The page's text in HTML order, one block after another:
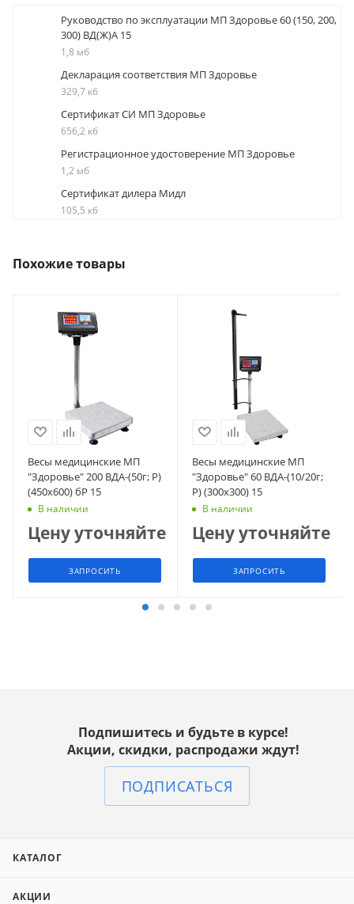
Руководство по эксплуатации МП Здоровье 60 (150, 200,
300) ВД(Ж)А 15
1,8 мб
Декларация соответствия МП Здоровье
329,7 кб
Сертификат СИ МП Здоровье
656,2 кб
Регистрационное удостоверение МП Здоровье
1,2 мб
Сертификат дилера Мидл
105,5 кб
Похожие товары
Весы медицинские МП
"Здоровье" 200 ВДА-(50г; Р)
(450х600) бР 15
В наличии
Цену уточняйте
ЗАПРОСИТЬ
Весы медицинские МП
"Здоровье" 60 ВДА-(10/20г;
Р) (300х300) 15
В наличии
Цену уточняйте
ЗАПРОСИТЬ
Подпишитесь и будьте в курсе!
Акции, скидки, распродажи ждут!
ПОДПИСАТЬСЯ
КАТАЛОГ
АКЦИИ